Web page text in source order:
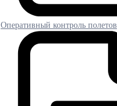
Оперативный контроль полетов